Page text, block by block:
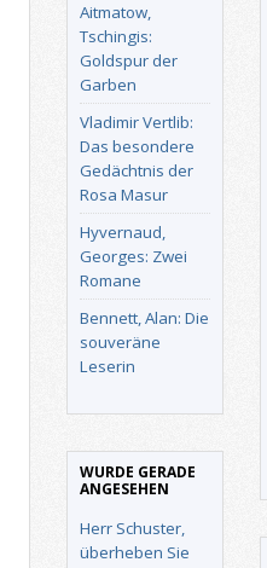
Aitmatow,
Tschingis:
Goldspur der
Garben
Vladimir Vertlib:
Das besondere
Gedächtnis der
Rosa Masur
Hyvernaud,
Georges: Zwei
Romane
Bennett, Alan: Die
souveräne
Leserin
WURDE GERADE
ANGESEHEN
Herr Schuster,
überheben Sie